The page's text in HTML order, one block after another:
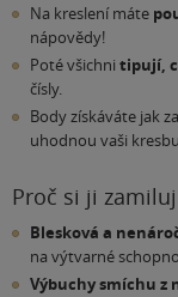
Na kreslení máte
nápovědy!
Poté všichni tipují,
čísly.
Body získáváte jak
uhodnou vaši
Proč si ji
Blesková a
na výtvarné
Výbuchy smíchu z